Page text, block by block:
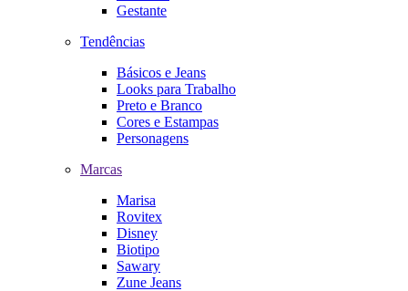
Gestante
Tendências
Básicos e Jeans
Looks para Trabalho
Preto e Branco
Cores e Estampas
Personagens
Marcas
Marisa
Rovitex
Disney
Biotipo
Sawary
Zune Jeans